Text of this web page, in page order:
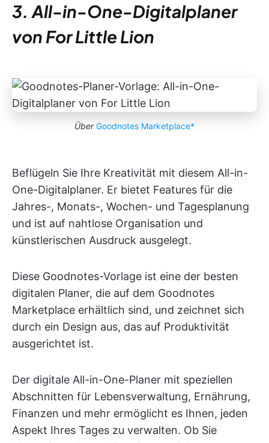
3. All-in-One-Digitalplaner
von For Little Lion
Über Goodnotes Marketplace*
Beflügeln Sie Ihre Kreativität mit diesem All-in-
One-Digitalplaner. Er bietet Features für die
Jahres-, Monats-, Wochen- und Tagesplanung
und ist auf nahtlose Organisation und
künstlerischen Ausdruck ausgelegt.
Diese Goodnotes-Vorlage ist eine der besten
digitalen Planer, die auf dem Goodnotes
Marketplace erhältlich sind, und zeichnet sich
durch ein Design aus, das auf Produktivität
ausgerichtet ist.
Der digitale All-in-One-Planer mit speziellen
Abschnitten für Lebensverwaltung, Ernährung,
Finanzen und mehr ermöglicht es Ihnen, jeden
Aspekt Ihres Tages zu verwalten. Ob Sie